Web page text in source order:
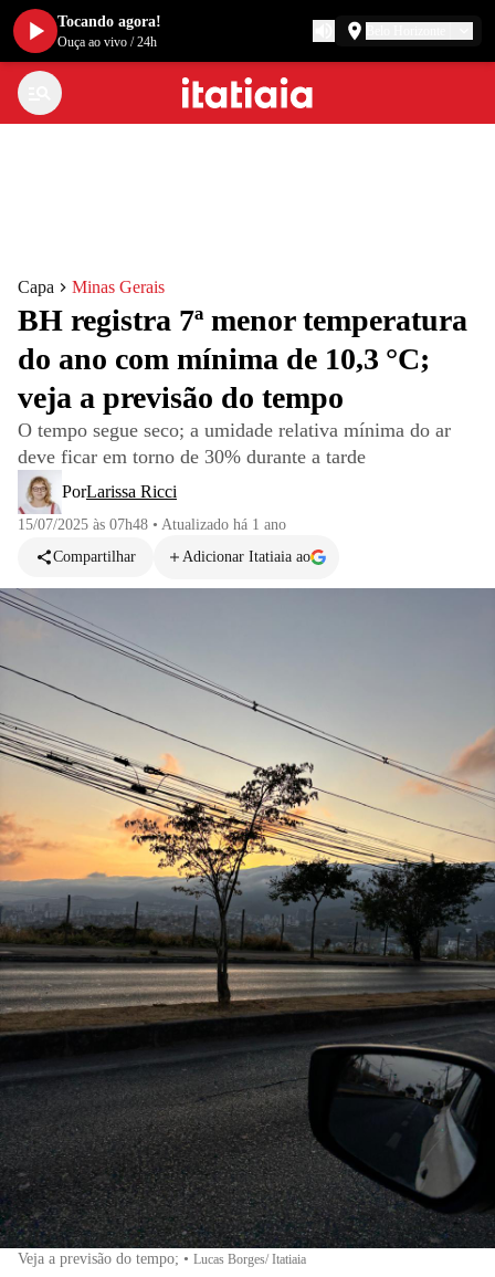
Capa Minas Gerais
BH registra 7ª menor temperatura
do ano com mínima de 10,3 °C;
veja a previsão do tempo
O tempo segue seco; a umidade relativa mínima do ar
deve ficar em torno de 30% durante a tarde
PorLarissa Ricci
15/07/2025 às 07h48 • Atualizado há 1 ano
Compartilhar
Adicionar Itatiaia ao
Veja a previsão do tempo; • Lucas Borges/ Itatiaia
Tocando agora!
Ouça ao vivo /24h